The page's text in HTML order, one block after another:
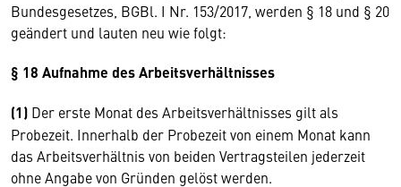
Bundesgesetzes, BGBl. I Nr. 153/2017, werden § 18 und § 20
geändert und lauten neu wie folgt:
§ 18 Aufnahme des Arbeitsverhältnisses
(1) Der erste Monat des Arbeitsverhältnisses gilt als
Probezeit. Innerhalb der Probezeit von einem Monat kann
das Arbeitsverhältnis von beiden Vertragsteilen jederzeit
ohne Angabe von Gründen gelöst werden.